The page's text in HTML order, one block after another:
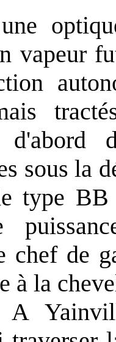
vapeur
d'abord
sous la
type BB
chef de
à la
A